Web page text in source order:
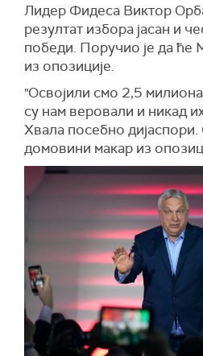
Лидер Фидеса Виктор
резултат избора јасан и
победи. Поручио је да ће
из опозиције.
"Освојили смо 2,5 милиона
су нам веровали и никад
Хвала посебно
домовини макар из